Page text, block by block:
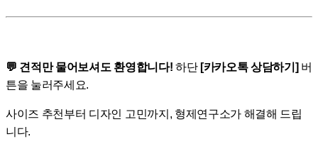
💬 견적만 물어보셔도 환영합니다! 하단 [카카오톡 상담하기] 버
튼을 눌러주세요.
사이즈 추천부터 디자인 고민까지, 형제연구소가 해결해 드립
니다.